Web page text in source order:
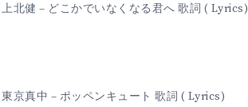
上北健 – どこかでいなくなる君へ 歌詞 ( Lyrics)
東京真中 – ポッペンキュート 歌詞 ( Lyrics)